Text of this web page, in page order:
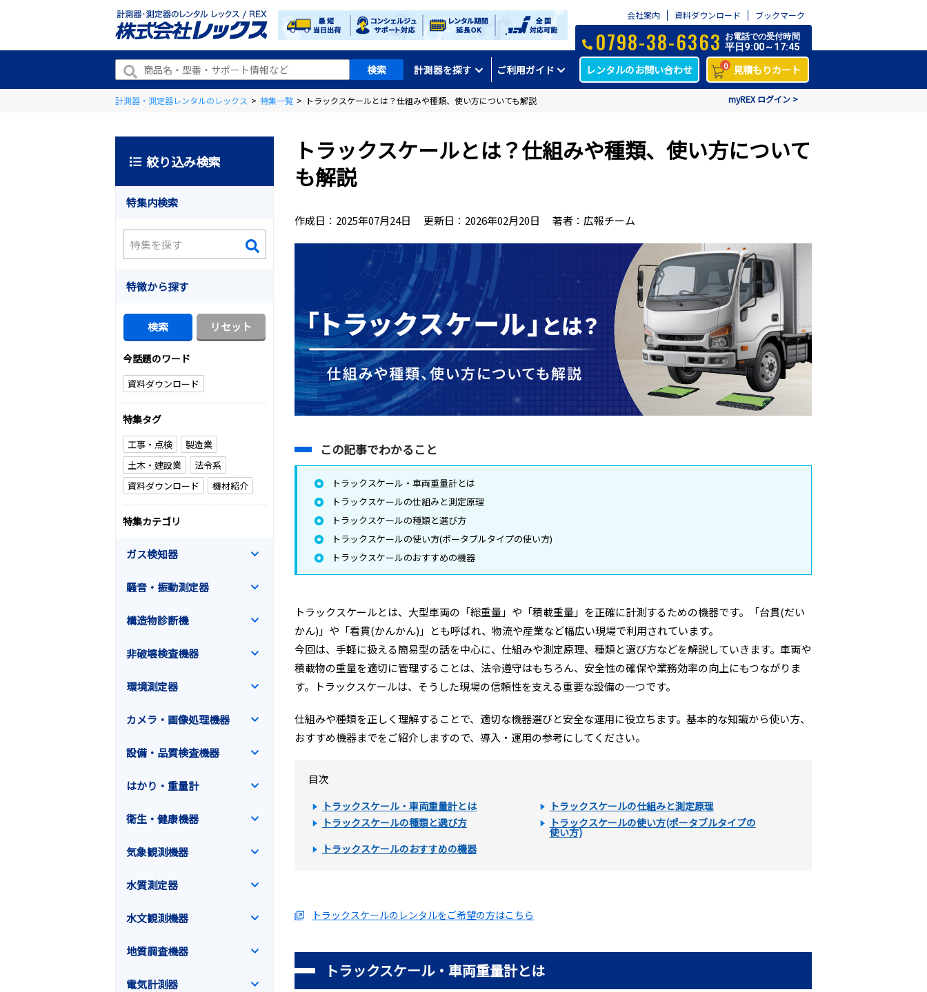
会社案内 資料ダウンロード ブックマーク
計測器を探す ご利用ガイド
0798-38-6363 お電話での受付時間
平日9:00～17:45
レンタルのお問い合わせ 0 見積もりカート
myREX ログイン >
計測器・測定器レンタルのレックス > 特集一覧 > トラックスケールとは？仕組みや種類、使い方についても解説
トラックスケールとは？仕組みや種類、使い方について
も解説
作成日： 2025年07月24日 更新日： 2026年02月20日 著者：広報チーム
この記事でわかること
トラックスケール・車両重量計とは
トラックスケールの仕組みと測定原理
トラックスケールの種類と選び方
トラックスケールの使い方(ポータブルタイプの使い方)
トラックスケールのおすすめの機器
トラックスケールとは、大型車両の「総重量」や「積載重量」を正確に計測するための機器です。「台貫(だい
かん)」や「看貫(かんかん)」とも呼ばれ、物流や産業など幅広い現場で利用されています。
今回は、手軽に扱える簡易型の話を中心に、仕組みや測定原理、種類と選び方などを解説していきます。車両や
積載物の重量を適切に管理することは、法令遵守はもちろん、安全性の確保や業務効率の向上にもつながりま
す。トラックスケールは、そうした現場の信頼性を支える重要な設備の一つです。
仕組みや種類を正しく理解することで、適切な機器選びと安全な運用に役立ちます。基本的な知識から使い方、
おすすめ機器までをご紹介しますので、導入・運用の参考にしてください。
目次
トラックスケール・車両重量計とは
トラックスケールの仕組みと測定原理
トラックスケールの種類と選び方
トラックスケールの使い方(ポータブルタイプの
使い方)
トラックスケールのおすすめの機器
トラックスケールのレンタルをご希望の方はこちら
トラックスケール・車両重量計とは
絞り込み検索
特集内検索
特徴から探す
今話題のワード
資料ダウンロード
特集タグ
工事・点検
製造業
土木・建設業
法令系
資料ダウンロード
機材紹介
特集カテゴリ
ガス検知器
騒音・振動測定器
構造物診断機
非破壊検査機器
環境測定器
カメラ・画像処理機器
設備・品質検査機器
はかり・重量計
衛生・健康機器
気象観測機器
水質測定器
水文観測機器
地質調査機器
電気計測器